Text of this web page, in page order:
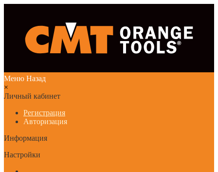
Меню Назад
×
Личный кабинет
Регистрация
Авторизация
Информация
Настройки